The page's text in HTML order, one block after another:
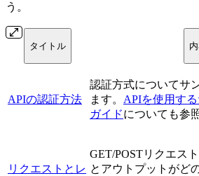
う。
タイトル
APIの認証方法
認証方式についてサ
ます。 APIを使用す
ガイドについても参
リクエストとレ
GET/POSTリクエス
とアウトプットがど